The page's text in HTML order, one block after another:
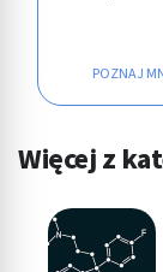
POZNAJ
Więcej z